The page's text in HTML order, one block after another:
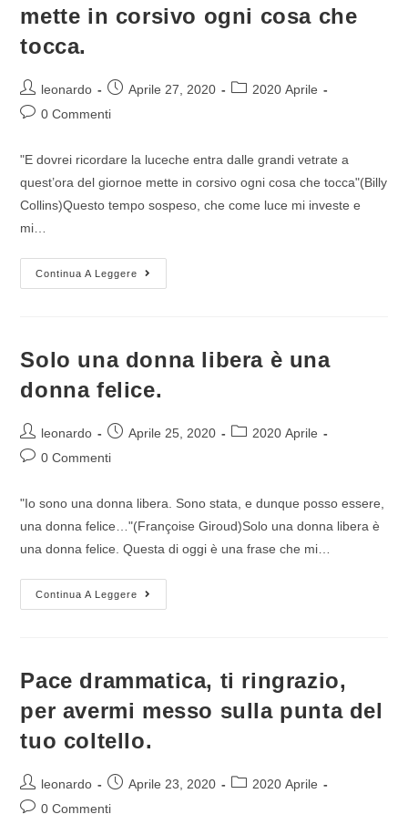
mette in corsivo ogni cosa che
tocca.
leonardo Aprile 27, 2020
2020 Aprile
0 Commenti
"E dovrei ricordare la luceche entra dalle grandi vetrate a
quest’ora del giornoe mette in corsivo ogni cosa che tocca"(Billy
Collins)Questo tempo sospeso, che come luce mi investe e
mi…
Continua A Leggere
Solo una donna libera è una
donna felice.
leonardo Aprile 25, 2020
2020 Aprile
0 Commenti
"Io sono una donna libera. Sono stata, e dunque posso essere,
una donna felice…"(Françoise Giroud)Solo una donna libera è
una donna felice. Questa di oggi è una frase che mi…
Continua A Leggere
Pace drammatica, ti ringrazio,
per avermi messo sulla punta del
tuo coltello.
leonardo Aprile 23, 2020
2020 Aprile
0 Commenti